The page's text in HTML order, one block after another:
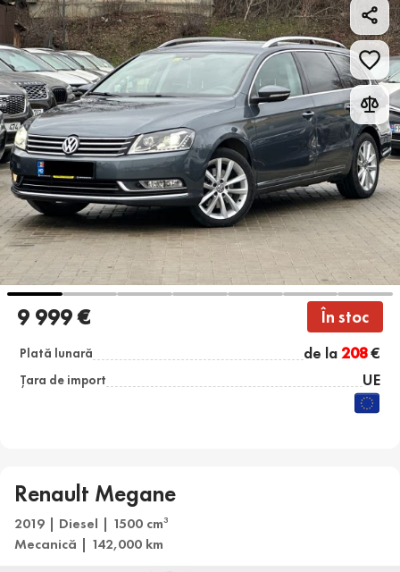
9 999 € În stoc
Plată lunară de la208€
Țara de import UE
Renault Megane
2019 | Diesel | 1500 cm3
Mecanică | 142,000 km